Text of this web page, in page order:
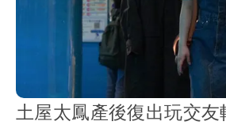
土屋太鳳產後復出玩交